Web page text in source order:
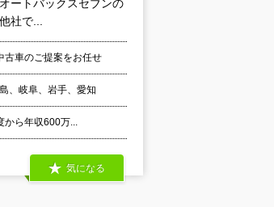
トバックスセブンの
社で...
古車のご提案をお任せ
、岐阜、岩手、愛知
から年収600万...
気になる